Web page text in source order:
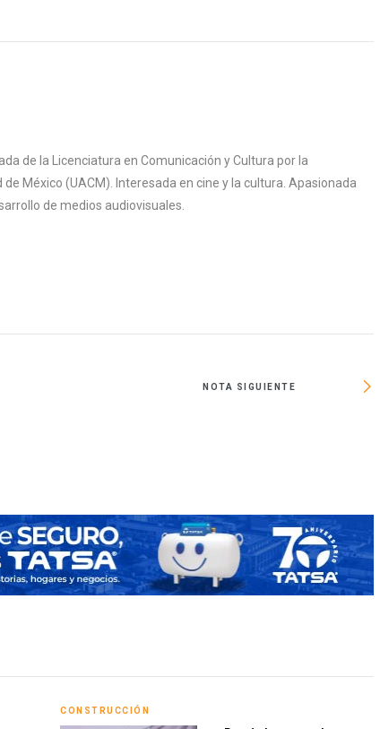
de la Licenciatura en Comunicación y Cultura por la
México (UACM). Interesada en cine y la cultura. Apasionada
de medios audiovisuales.
NOTA SIGUIENTE
CONSTRUCCIÓN